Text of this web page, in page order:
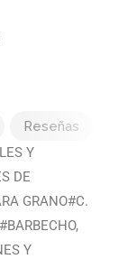
Reseñas
Y
DE
GRANO#C.
Y